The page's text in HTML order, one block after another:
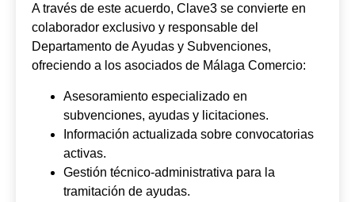
A través de este acuerdo, Clave3 se convierte en
colaborador exclusivo y responsable del
Departamento de Ayudas y Subvenciones,
ofreciendo a los asociados de Málaga Comercio:
Asesoramiento especializado en
subvenciones, ayudas y licitaciones.
Información actualizada sobre convocatorias
activas.
Gestión técnico-administrativa para la
tramitación de ayudas.